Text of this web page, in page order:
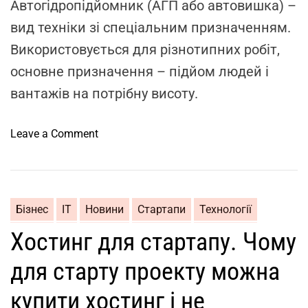
о
н
є
п
р
а
п
ч
а
т
к
Автогідропідйомник (АГП або автовишка) –
вид техніки зі спеціальним призначенням.
Використовується для різнотипних робіт,
основне призначення – підйом людей і
вантажів на потрібну висоту.
Leave a Commento
О
о
б
л
и
в
с
Бізнес ІТ Новини Стартапи Технології
Хостинг для стартапу. Чому
для старту проекту можна
купити хостинг і не